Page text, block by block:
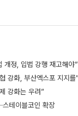
개정, 입법 강행 재고해야”
강화, 부산엑스포 지지를"
강화는 우려”
스테이블코인 확장